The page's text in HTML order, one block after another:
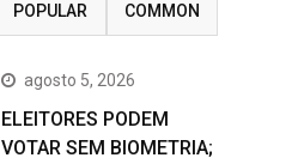
POPULAR COMMON
agosto 5, 2026
ELEITORES PODEM
VOTAR SEM BIOMETRIA;